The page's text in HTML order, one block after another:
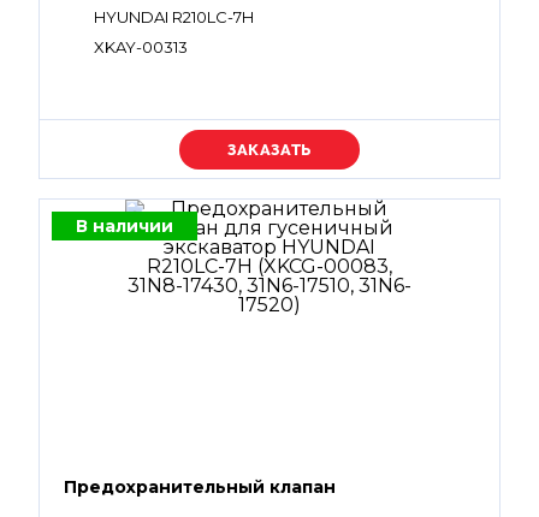
HYUNDAI R210LC-7H
XKAY-00313
Уточняйте цену
В наличии
Предохранительный клапан